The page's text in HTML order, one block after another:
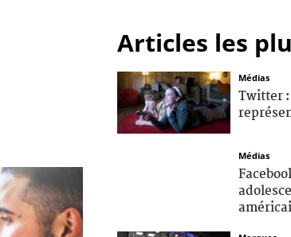
Articles les
Médias
Twitter :
Médias